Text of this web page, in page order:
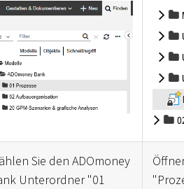
Sie den ADOmoney
Unterordner "01